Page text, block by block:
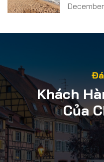
Khách
Của